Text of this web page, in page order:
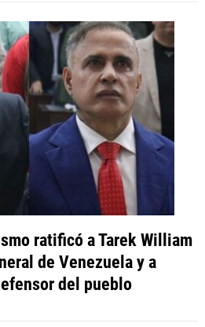
ratificó a Tarek William
de Venezuela y a
del pueblo